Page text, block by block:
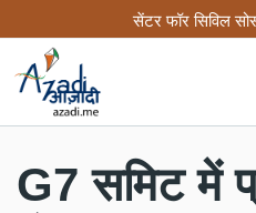
to
content
सेंटर फॉर सिविल
G7 समिट में